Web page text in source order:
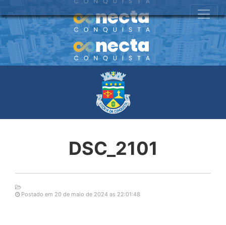
DSC_2101
Postado em 20 de maio de 2024 as 22:01:48